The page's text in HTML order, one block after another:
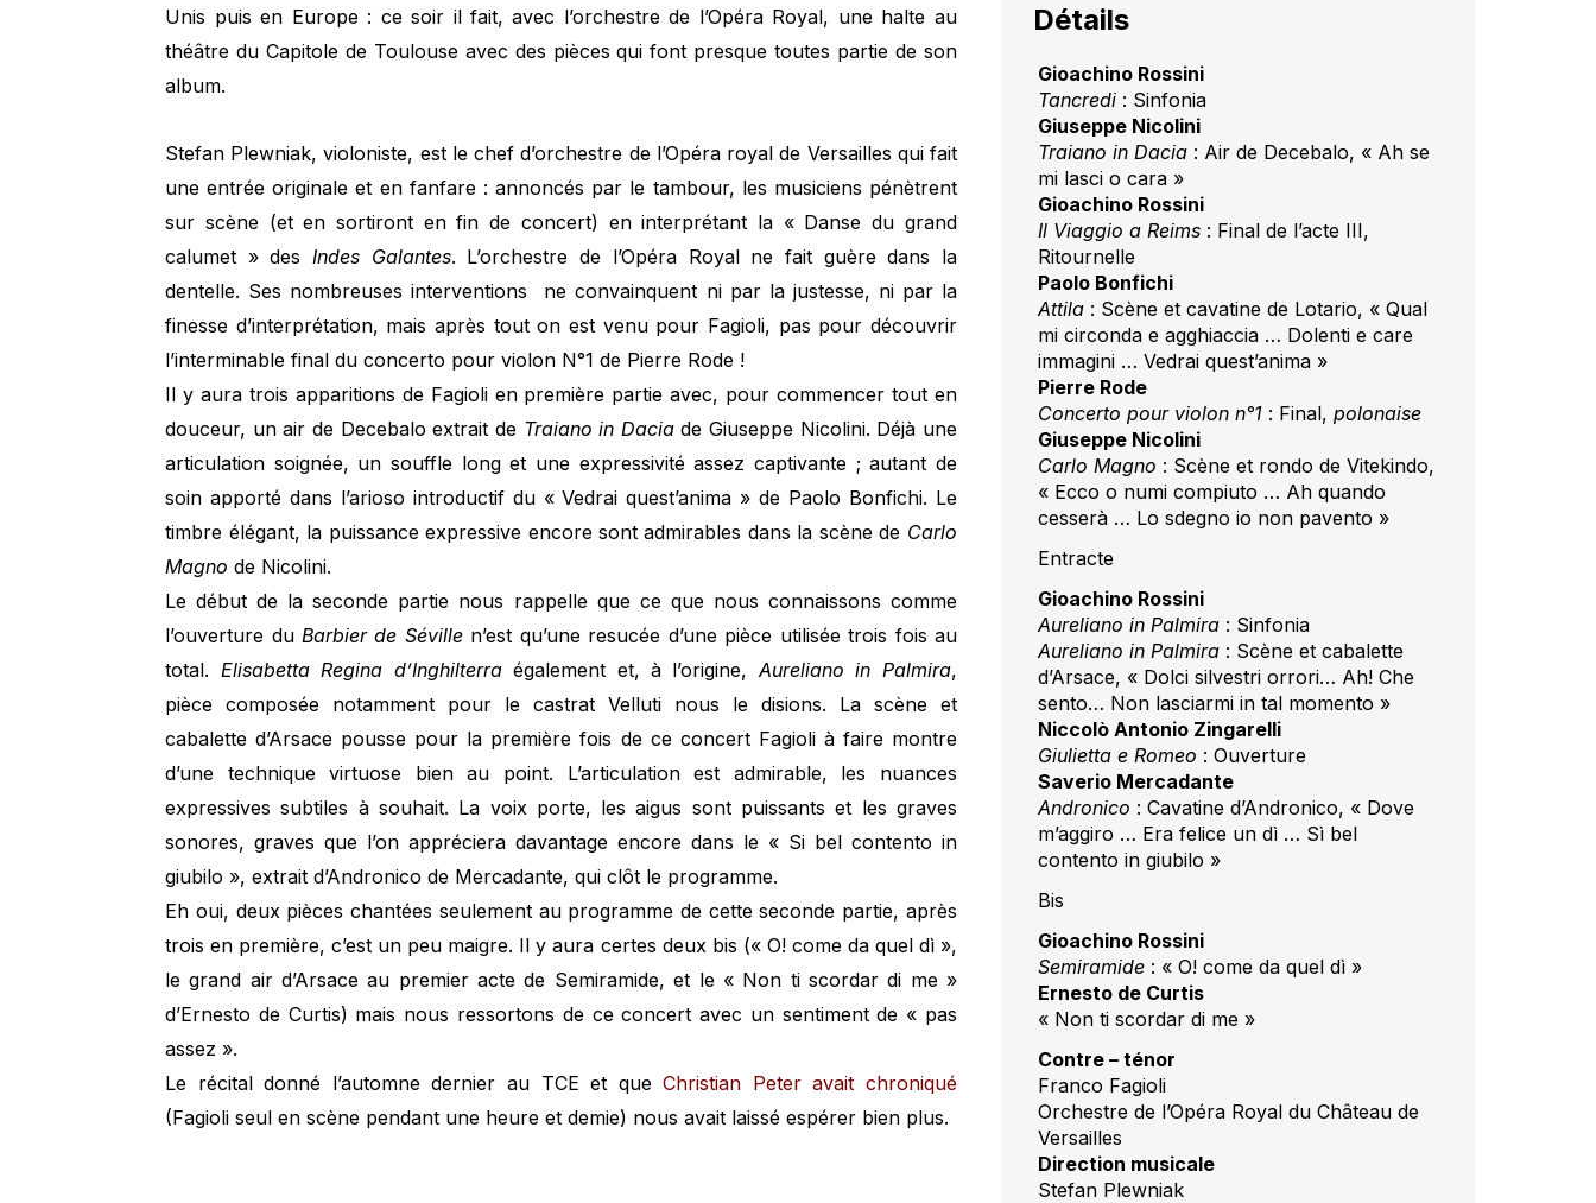
Unis puis en Europe : ce soir il fait, avec l’orchestre de l’Opéra Royal, une halte au
théâtre du Capitole de Toulouse avec des pièces qui font presque toutes partie de son
album.
Stefan Plewniak, violoniste, est le chef d’orchestre de l’Opéra royal de Versailles qui fait
une entrée originale et en fanfare : annoncés par le tambour, les musiciens pénètrent
sur scène (et en sortiront en fin de concert) en interprétant la « Danse du grand
calumet » desIndes Galantes. L’orchestre de l’Opéra Royal ne fait guère dans la
dentelle. Ses nombreuses interventions ne convainquent ni par la justesse, ni par la
finesse d’interprétation, mais après tout on est venu pour Fagioli, pas pour découvrir
l’interminable final du concerto pour violon N°1 de Pierre Rode !
Il y aura trois apparitions de Fagioli en première partie avec, pour commencer tout en
douceur, un air de Decebalo extrait de Traiano in Daciade Giuseppe Nicolini. Déjà une
articulation soignée, un souffle long et une expressivité assez captivante ; autant de
soin apporté dans l’arioso introductif du « Vedrai quest’anima » de Paolo Bonfichi. Le
timbre élégant, la puissance expressive encore sont admirables dans la scène de Carlo
Magno de Nicolini.
Le début de la seconde partie nous rappelle que ce que nous connaissons comme
l’ouverture du Barbier de Sévillen’est qu’une resucée d’une pièce utilisée trois fois au
total. Elisabetta Regina d’Inghilterraégalement et, à l’origine,Aureliano in Palmira,
pièce composée notamment pour le castrat Velluti nous le disions. La scène et
cabalette d’Arsace pousse pour la première fois de ce concert Fagioli à faire montre
d’une technique virtuose bien au point. L’articulation est admirable, les nuances
expressives subtiles à souhait. La voix porte, les aigus sont puissants et les graves
sonores, graves que l’on appréciera davantage encore dans le « Si bel contento in
giubilo », extrait d’Andronico de Mercadante, qui clôt le programme.
Eh oui, deux pièces chantées seulement au programme de cette seconde partie, après
trois en première, c’est un peu maigre. Il y aura certes deux bis (« O! come da quel dì »,
le grand air d’Arsace au premier acte de Semiramide, et le « Non ti scordar di me »
d’Ernesto de Curtis) mais nous ressortons de ce concert avec un sentiment de « pas
assez ».
Le récital donné l’automne dernier au TCE et queChristian Peter avait chroniqué
(Fagioli seul en scène pendant une heure et demie) nous avait laissé espérer bien plus.
Détails
Gioachino Rossini
Tancredi: Sinfonia
Giuseppe Nicolini
Traiano in Dacia : Air de Decebalo, « Ah se
mi lasci o cara »
Gioachino Rossini
Il Viaggio a Reims : Final de l’acte III,
Ritournelle
Paolo Bonfichi
Attila: Scène et cavatine de Lotario, « Qual
mi circonda e agghiaccia … Dolenti e care
immagini … Vedrai quest’anima »
Pierre Rode
Concerto pour violon n°1: Final, polonaise
Giuseppe Nicolini
Carlo Magno : Scène et rondo de Vitekindo,
« Ecco o numi compiuto … Ah quando
cesserà … Lo sdegno io non pavento »
Entracte
Gioachino Rossini
Aureliano in Palmira: Sinfonia
Aureliano in Palmira: Scène et cabalette
d’Arsace, « Dolci silvestri orrori… Ah! Che
sento… Non lasciarmi in tal momento »
Niccolò Antonio Zingarelli
Giulietta e Romeo : Ouverture
Saverio Mercadante
Andronico : Cavatine d’Andronico, « Dove
m’aggiro … Era felice un dì … Sì bel
contento in giubilo »
Bis
Gioachino Rossini
Semiramide: « O! come da quel dì »
Ernesto de Curtis
« Non ti scordar di me »
Contre – ténor
Franco Fagioli
Orchestre de l’Opéra Royal du Château de
Versailles
Direction musicale
Stefan Plewniak